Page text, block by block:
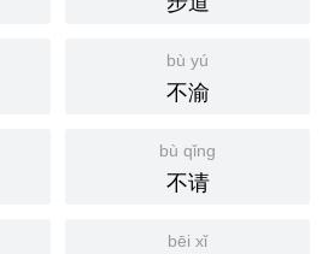
bù yú
不渝
bù qǐng
不请
bēi xǐ